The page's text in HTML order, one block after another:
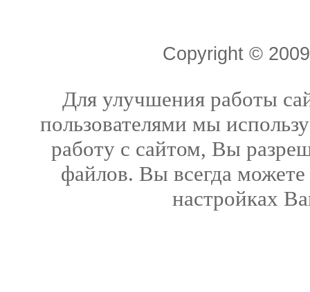
Copyright ©
Для улучшения работы
пользователями мы
работу с сайтом, Вы
файлов. Вы всегда
настройках